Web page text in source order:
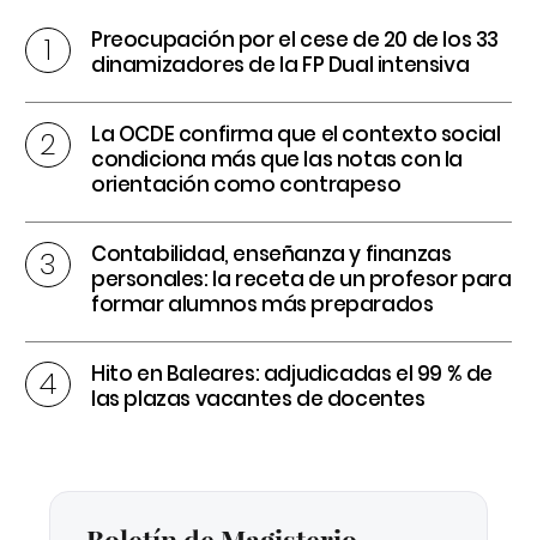
Preocupación por el cese de 20 de los 33
dinamizadores de la FP Dual intensiva
La OCDE confirma que el contexto social
condiciona más que las notas con la
orientación como contrapeso
Contabilidad, enseñanza y finanzas
personales: la receta de un profesor para
formar alumnos más preparados
Hito en Baleares: adjudicadas el 99 % de
las plazas vacantes de docentes